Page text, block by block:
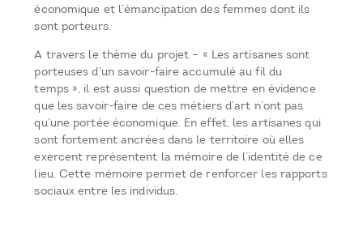
économique et l’émancipation des femmes dont ils
sont porteurs.
A travers le thème du projet – « Les artisanes sont
porteuses d’un savoir-faire accumulé au fil du
temps », il est aussi question de mettre en évidence
que les savoir-faire de ces métiers d’art n’ont pas
qu’une portée économique. En effet, les artisanes qui
sont fortement ancrées dans le territoire où elles
exercent représentent la mémoire de l’identité de ce
lieu. Cette mémoire permet de renforcer les rapports
sociaux entre les individus.